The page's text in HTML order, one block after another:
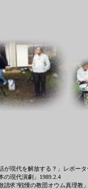
が現代を解放する？」レポータ
の現代演劇」1989.2.4
請求?戦慄の教団オウム真理教